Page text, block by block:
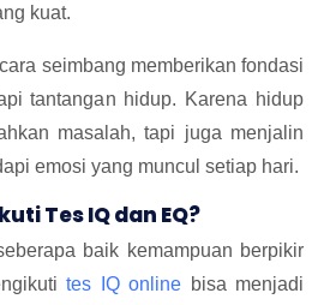
kuat.
seimbang memberikan fondasi
tantangan hidup. Karena hidup
masalah, tapi juga menjalin
emosi yang muncul setiap hari.
Tes IQ dan EQ?
baik kemampuan berpikir
tes IQ online bisa menjadi